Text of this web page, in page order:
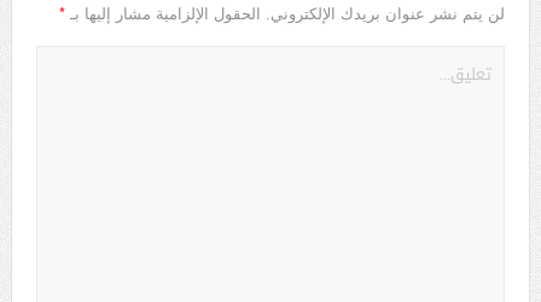
لن يتم نشر عنوان بريدك الإلكتروني. الحقول الإلزامية مشار إليها بـ *